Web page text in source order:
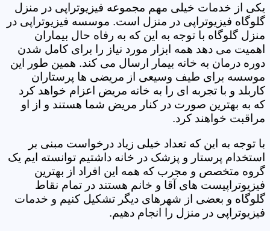
یکی از خدمات خیلی مهم مجموعه فیزیوتراپی در منزل
گلوگاه فیزیوتراپی در منزل است. موسسه فیزیوتراپی در
منزل گلوگاه با توجه به این که به رفاه حال بیماران
اهمیت می دهد همه ابزار مورد نیاز را برای کامل شدن
دوره درمان به خانه بیمار ارسال می کند. همین طور این
موسسه برای طیف وسیعی از مریضی ها پرستاران
کاربلد و با تجربه ای را به خانه مریض اعزام خواهد کرد
که به بهترین صورت در کنار مریض شما هستند و از او
مراقبت خواهند کرد.
با توجه به این که تعداد خیلی زیاد درخواست مبنی بر
استخدام پرستار و پزشک در خانه داشتیم توانسته ایم یک
گروه متخصص و مجرب که همه این افراد از بهترین
فیزیوتراپیست های آقا و خانم هستند در تمام نقاط
گلوگاه و بعضی از شهرهای دیگر تشکیل کنیم و خدمات
فیزیوتراپی در منزل را انجام دهیم.